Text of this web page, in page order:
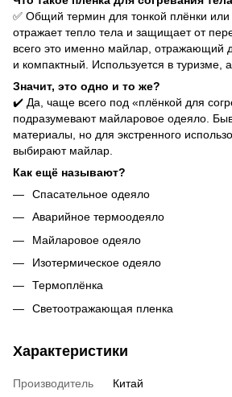
✅ Общий термин для тонкой плёнки или
отражает тепло тела и защищает от
всего это именно майлар, отражающий
и компактный. Используется в туризме,
Значит, это одно и то же?
✔️ Да, чаще всего под «плёнкой для
подразумевают майларовое одеяло.
материалы, но для экстренного
выбирают майлар.
Как ещё называют?
Спасательное одеяло
Аварийное термоодеяло
Майларовое одеяло
Изотермическое одеяло
Термоплёнка
Светоотражающая пленка
Характеристики
Производитель
Китай